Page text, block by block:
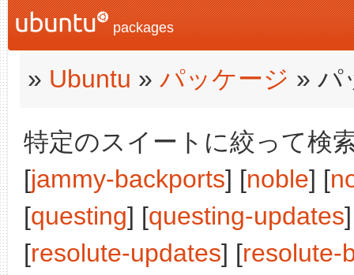
packages
» Ubuntu » パッケージ » パ
特定のスイートに絞って検
[jammy-backports] [noble] [
[questing] [questing-updates
[resolute-updates] [resolute-